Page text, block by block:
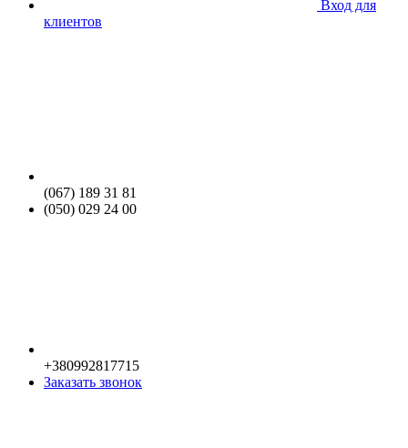
Вход для
клиентов
(067) 189 31 81
(050) 029 24 00
+380992817715
Заказать звонок